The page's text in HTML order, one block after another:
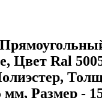
Цвет Ral
мм, Размер -